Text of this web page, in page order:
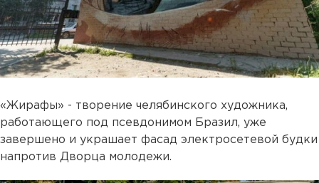
«Жирафы» - творение челябинского художника,
работающего под псевдонимом Бразил, уже
завершено и украшает фасад электросетевой будки
напротив Дворца молодежи.